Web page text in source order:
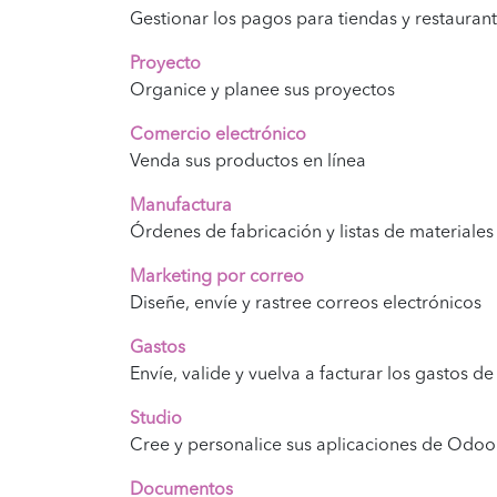
Gestionar los pagos para tiendas y
Proyecto
Organice y planee sus proyectos
Comercio electrónico
Venda sus productos en línea
Manufactura
Órdenes de fabricación y listas de materiales
Marketing por correo
Diseñe, envíe y rastree correos electrónicos
Gastos
Envíe, valide y vuelva a facturar los gastos
Studio
Cree y personalice sus aplicaciones de Odoo
Documentos